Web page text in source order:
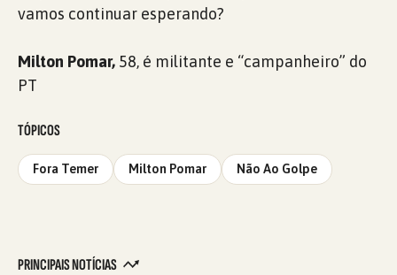
vamos continuar esperando?
Milton Pomar, 58, é militante e “campanheiro” do
PT
TÓPICOS
Fora Temer Milton Pomar Não Ao Golpe
PRINCIPAIS NOTÍCIAS